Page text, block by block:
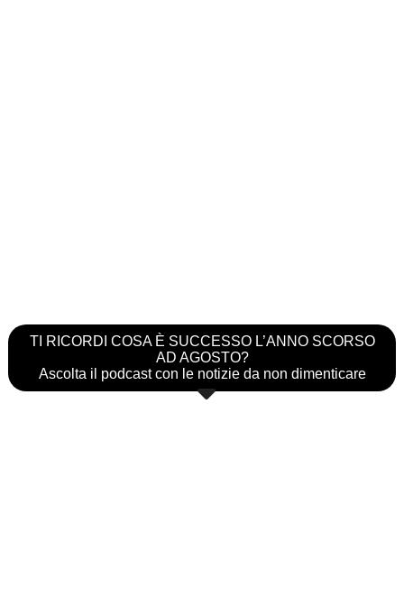
TI RICORDI COSA È SUCCESSO L’ANNO SCORSO
AD AGOSTO?
Ascolta il podcast con le notizie da non dimenticare